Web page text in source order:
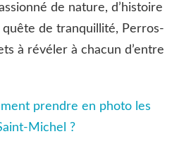
de nature, d’histoire
de tranquillité, Perros-
à révéler à chacun d’entre
prendre en photo les
Michel ?